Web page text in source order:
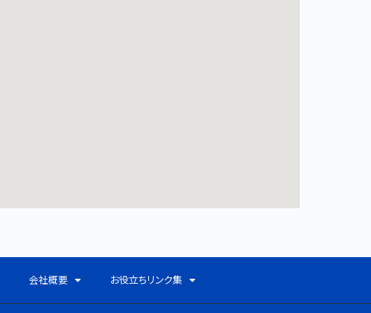
会社概要 お役立ちリンク集